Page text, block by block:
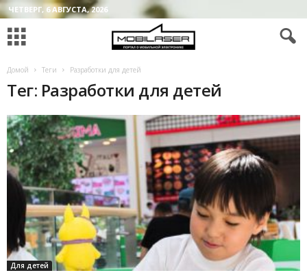
ЧЕТВЕРГ, 6 АВГУСТА, 2026
Домой Теги Разработки для детей
Тег: Разработки для детей
Для детей